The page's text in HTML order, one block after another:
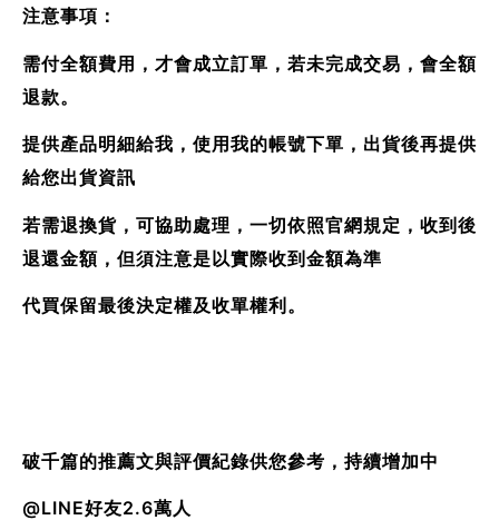
注意事項：
需付全額費用，才會成立訂單，若未完成交易，會全額
退款。
提供產品明細給我，使用我的帳號下單，出貨後再提供
給您出貨資訊
若需退換貨，可協助處理，一切依照官網規定，收到後
退還金額，但須注意是以實際收到金額為準
代買保留最後決定權及收單權利。
破千篇的推薦文與評價紀錄供您參考，持續增加中
@LINE好友2.6萬人